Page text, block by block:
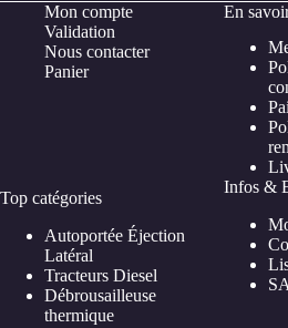
Mon compte
Validation
Nous contacter
Panier
En
Top catégories
Autoportée Éjection
Latéral
Tracteurs Diesel
Débrousailleuse
thermique
Infos &